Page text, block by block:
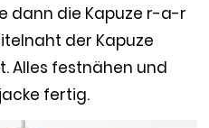
dann die Kapuze r-a-r
der Kapuze
Alles festnähen und
fertig.